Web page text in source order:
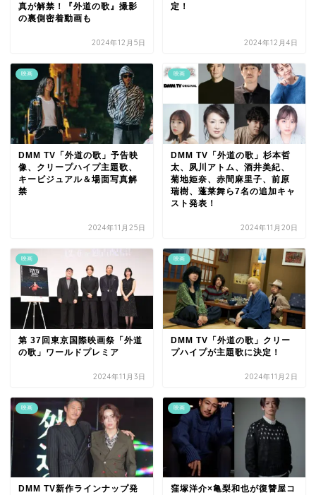
真が解禁！『外道の歌』撮影
の裏側密着動画も
2024年12月5日
定！
2024年12月4日
映画
DMM TV「外道の歌」予告映
像、クリープハイプ主題歌、
キービジュアル＆場面写真解
禁
2024年11月25日
映画
DMM TV「外道の歌」杉本哲
太、夙川アトム、酒井美紀、
菊地姫奈、赤間麻里子、前原
瑞樹、蓬莱舞ら7名の追加キャ
スト発表！
2024年11月20日
映画
第 37回東京国際映画祭「外道
の歌」ワールドプレミア
2024年11月3日
映画
DMM TV「外道の歌」クリー
プハイプが主題歌に決定！
2024年11月2日
映画
DMM TV新作ラインナップ発
映画
窪塚洋介×亀梨和也が復讐屋コ